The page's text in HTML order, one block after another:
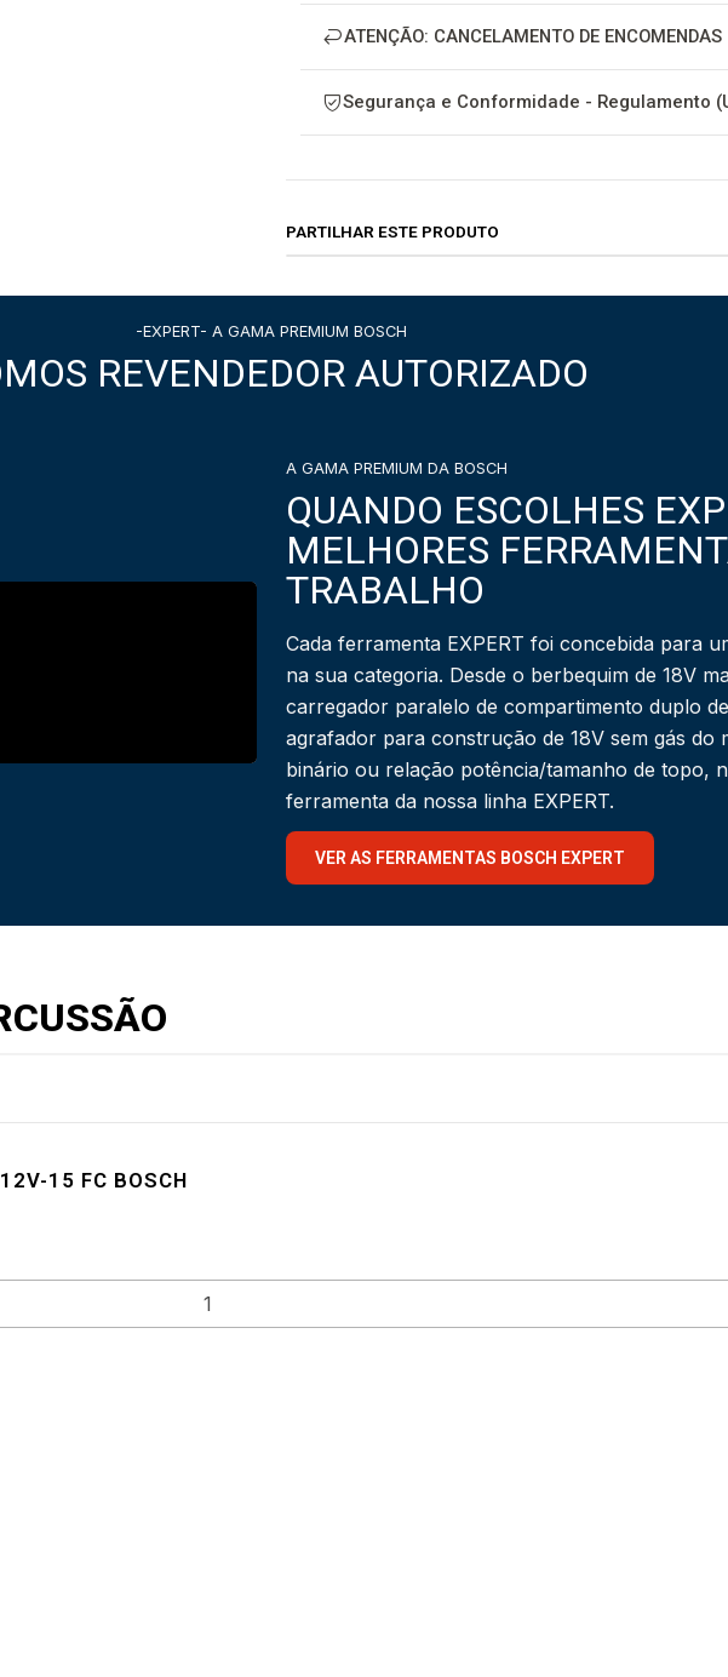
ATENÇÃO: CANCELAMENTO DE ENCOMENDAS
Segurança e Conformidade - Regulamento
PARTILHAR ESTE PRODUTO
-EXPERT- A GAMA PREMIUM BOSCH
REVENDEDOR AUTORIZADO
A GAMA PREMIUM DA BOSCH
QUANDO ESCOLHES
MELHORES
TRABALHO
Cada ferramenta EXPERT foi concebida para
na sua categoria. Desde o berbequim de 18V
carregador paralelo de compartimento duplo
agrafador para construção de 18V sem gás do
binário ou relação potência/tamanho de topo,
ferramenta da nossa linha EXPERT.
VER AS FERRAMENTAS BOSCH EXPERT
15 FC BOSCH